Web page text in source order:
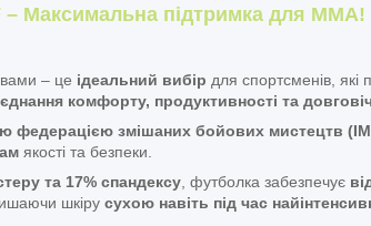
– Максимальна підтримка для ММА!
– це ідеальний вибір для спортсменів, які
комфорту, продуктивності та
федерацією змішаних бойових мистецтв
якості та безпеки.
та 17% спандексу , футболка забезпечує
шкіру сухою навіть під час